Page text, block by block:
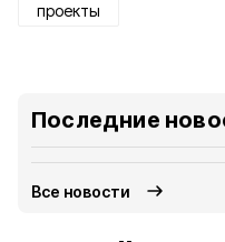
проекты
Последние
Все новости